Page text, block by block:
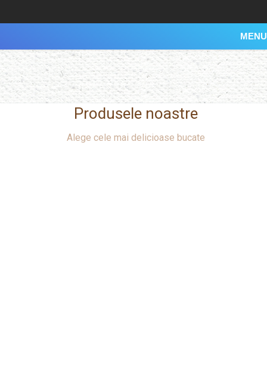
MENU
Produsele noastre
Alege cele mai delicioase bucate